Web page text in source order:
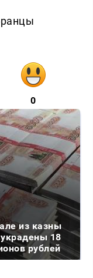
0
из казны
18
рублей